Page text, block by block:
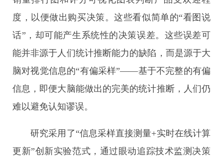
度，以便做出购买决策。这些看似简单的“看图说
话”，却可能产生系统性的决策误差。这些误差可
能并非源于人们统计推断能力的缺陷，而是源于大
脑对视觉信息的“有偏采样”——基于不完整的有偏
信息，即便大脑能做出的完美的统计推断，人们仍
难以避免认知谬误。
研究采用了“信息采样直接测量+实时在线计算
更新”创新实验范式，通过眼动追踪技术监测决策